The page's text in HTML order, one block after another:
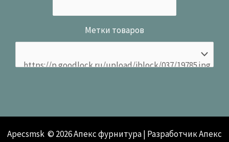
Метки товаров
Apecsmsk © 2026 Апекс фурнитура | Разработчик Апекс